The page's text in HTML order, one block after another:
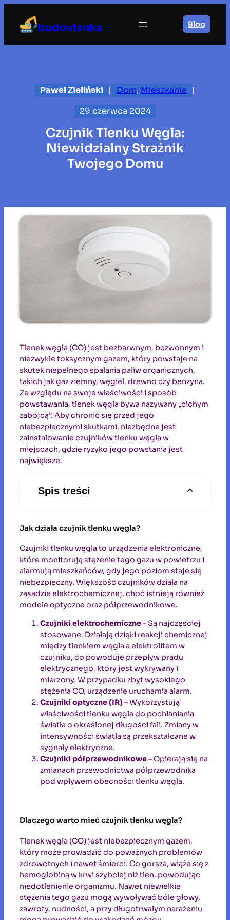
treści
budovlanka Blog
Paweł Zieliński | Dom, Mieszkanie
|
29 czerwca 2024
Czujnik Tlenku Węgla:
Niewidzialny Strażnik
Twojego Domu
Tlenek węgla (CO) jest bezbarwnym, bezwonnym i
niezwykle toksycznym gazem, który powstaje na
skutek niepełnego spalania paliw organicznych,
takich jak gaz ziemny, węgiel, drewno czy benzyna.
Ze względu na swoje właściwości i sposób
powstawania, tlenek węgla bywa nazywany „cichym
zabójcą”. Aby chronić się przed jego
niebezpiecznymi skutkami, niezbędne jest
zainstalowanie czujników tlenku węgla w
miejscach, gdzie ryzyko jego powstania jest
największe.
Spis treści
Jak działa czujnik tlenku węgla?
Czujniki tlenku węgla to urządzenia elektroniczne,
które monitorują stężenie tego gazu w powietrzu i
alarmują mieszkańców, gdy jego poziom staje się
niebezpieczny. Większość czujników działa na
zasadzie elektrochemicznej, choć istnieją również
modele optyczne oraz półprzewodnikowe.
Czujniki elektrochemiczne– Są najczęściej
stosowane. Działają dzięki reakcji chemicznej
między tlenkiem węgla a elektrolitem w
czujniku, co powoduje przepływ prądu
elektrycznego, który jest wykrywany i
mierzony. W przypadku zbyt wysokiego
stężenia CO, urządzenie uruchamia alarm.
Czujniki optyczne (IR) – Wykorzystują
właściwości tlenku węgla do pochłaniania
światła o określonej długości fali. Zmiany w
intensywności światła są przekształcane w
sygnały elektryczne.
Czujniki półprzewodnikowe– Opierają się na
zmianach przewodnictwa półprzewodnika
pod wpływem obecności tlenku węgla.
Dlaczego warto mieć czujnik tlenku węgla?
Tlenek węgla (CO) jest niebezpiecznym gazem,
który może prowadzić do poważnych problemów
zdrowotnych i nawet śmierci. Co gorsza, wiąże się z
hemoglobiną w krwi szybciej niż tlen, powodując
niedotlenienie organizmu. Nawet niewielkie
stężenia tego gazu mogą wywoływać bóle głowy,
zawroty, nudności, a przy długotrwałym narażeniu